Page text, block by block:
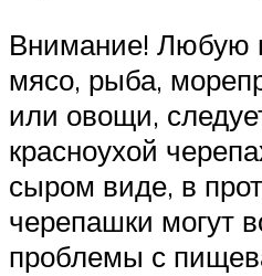
Внимание! Любую
мясо, рыба,
или овощи,
красноухой
сыром виде, в
черепашки могут
проблемы с